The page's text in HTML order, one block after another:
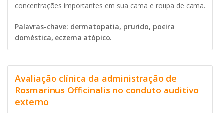
concentrações importantes em sua cama e roupa de cama.
Palavras-chave: dermatopatia, prurido, poeira
doméstica, eczema atópico.
Avaliação clínica da administração de
Rosmarinus Officinalis no conduto auditivo
externo